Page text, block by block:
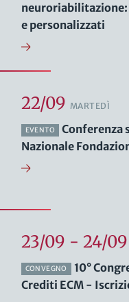
e personalizzati
22/09 MARTEDÌ
EVENTO
Conferenza
Nazionale
23/09 - 24/09
CONVEGNO
10°
Crediti ECM -